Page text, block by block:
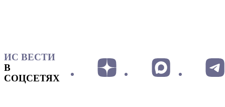
ИС ВЕСТИ
В
СОЦСЕТЯХ